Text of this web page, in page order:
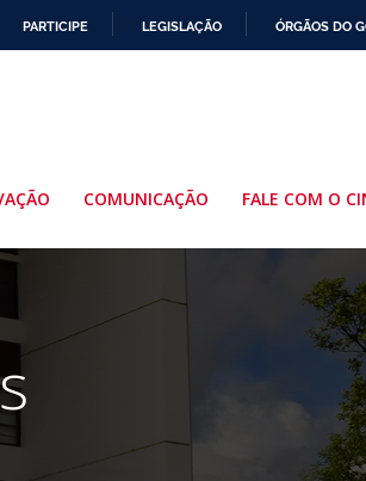
PARTICIPE LEGISLAÇÃO ÓRGÃOS DO
COMUNICAÇÃO FALE COM O